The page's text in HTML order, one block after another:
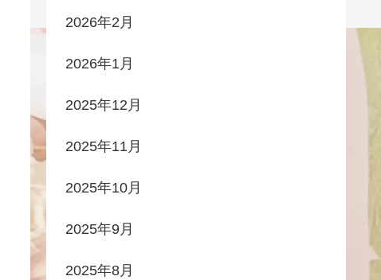
2026年2月
2026年1月
2025年12月
2025年11月
2025年10月
2025年9月
2025年8月